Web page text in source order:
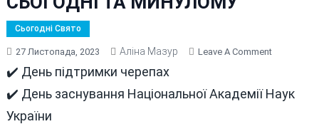
Сьогодні Свято
27 Листопада, 2023 Аліна Мазур Leave A CommentOn
ДЕНЬ
✔️ День підтримки черепах
✔️ День заснування Національної Академії Наук
України